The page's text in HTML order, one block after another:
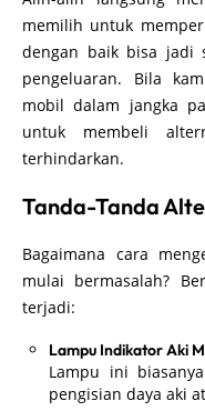
memilih untuk
dengan baik bisa jadi
pengeluaran. Bila
mobil dalam jangka
untuk membeli
terhindarkan.
Tanda-Tanda
Bagaimana cara
mulai bermasalah?
terjadi:
Lampu Indikator Aki
Lampu ini
pengisian daya aki